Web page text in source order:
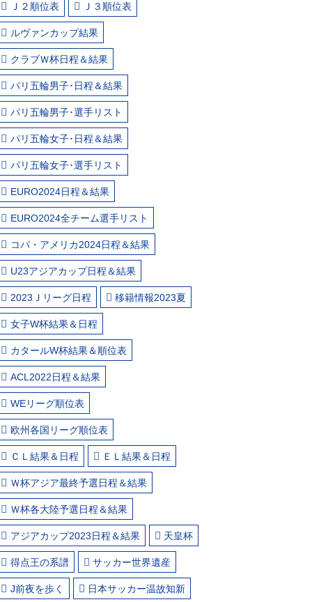
Ｊ２順位表 Ｊ３順位表
ルヴァンカップ結果
クラブＷ杯日程＆結果
パリ五輪男子･日程＆結果
パリ五輪男子･選手リスト
パリ五輪女子･日程＆結果
パリ五輪女子･選手リスト
EURO2024日程＆結果
EURO2024全チーム選手リスト
コパ・アメリカ2024日程＆結果
U23アジアカップ日程＆結果
2023Ｊリーグ日程 移籍情報2023夏
女子W杯結果＆日程
カタールW杯結果＆順位表
ACL2022日程＆結果
WEリーグ順位表
欧州各国リーグ順位表
ＣＬ結果＆日程 ＥＬ結果＆日程
Ｗ杯アジア最終予選日程＆結果
Ｗ杯各大陸予選日程＆結果
アジアカップ2023日程＆結果 天皇杯
得点王の系譜 サッカー世界遺産
J前夜を歩く 日本サッカー温故知新